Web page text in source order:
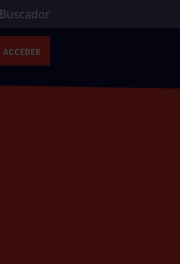
Buscador
ACCEDER